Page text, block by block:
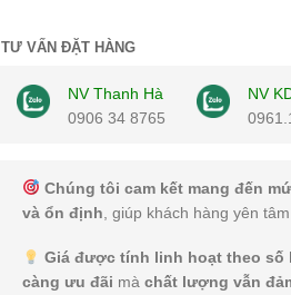
TƯ VẤN ĐẶT HÀNG
NV Thanh Hà
0906 34 8765
NV
Chúng tôi cam kết mang đến
và ổn định , giúp khách hàng yên
Giá được tính linh hoạt theo số
càng ưu đãi màchất lượng vẫn